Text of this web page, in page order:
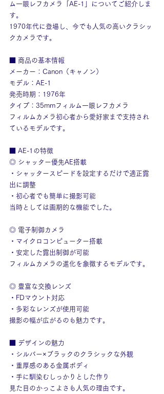
ム一眼レフカメラ「AE-1」についてご紹介しま
す。
1970年代に登場し、今でも人気の高いクラシッ
クカメラです。
■ 商品の基本情報
メーカー：Canon（キャノン）
モデル：AE-1
発売時期：1976年
タイプ：35mmフィルム一眼レフカメラ
フィルムカメラ初心者から愛好家まで支持され
ているモデルです。
■ AE-1の特徴
◎ シャッター優先AE搭載
・シャッタースピードを設定するだけで適正露
出に調整
・初心者でも簡単に撮影可能
当時としては画期的な機能でした。
◎ 電子制御カメラ
・マイクロコンピューター搭載
・安定した露出制御が可能
フィルムカメラの進化を象徴するモデルです。
◎ 豊富な交換レンズ
・FDマウント対応
・多彩なレンズが使用可能
撮影の幅が広がるのも魅力です。
■ デザインの魅力
・シルバー×ブラックのクラシックな外観
・重厚感のある金属ボディ
・手に馴染むしっかりとした作り
見た目のかっこよさも人気の理由です。